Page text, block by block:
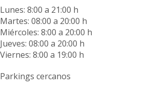
Lunes: 8:00 a 21:00 h
Martes: 08:00 a 20:00 h
Miércoles: 8:00 a 20:00 h
Jueves: 08:00 a 20:00 h
Viernes: 8:00 a 19:00 h
Parkings cercanos